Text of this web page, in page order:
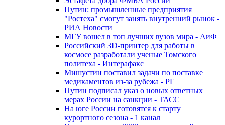
Путин: промышленные предприятия
"Ростеха" смогут занять внутренний рынок -
РИА Новости
МГУ вошел в топ лучших вузов мира - АиФ
Российский 3D-принтер для работы в
космосе разработали ученые Томского
политеха - Интерафакс
Мишустин поставил задачи по поставке
медикаментов из-за рубежа - РГ
Путин подписал указ о новых ответных
мерах России на санкции - ТАСС
На юге России готовятся к старту
курортного сезона - 1 канал